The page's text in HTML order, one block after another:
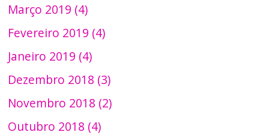
Março 2019 (4)
Fevereiro 2019 (4)
Janeiro 2019 (4)
Dezembro 2018 (3)
Novembro 2018 (2)
Outubro 2018 (4)